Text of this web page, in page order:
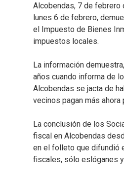
Alcobendas, 7 de febrero
lunes 6 de febrero,
el Impuesto de Bienes
impuestos locales.
La información
años cuando informa de
Alcobendas se jacta de
vecinos pagan más
La conclusión de los
fiscal en Alcobendas
en el folleto que difundió
fiscales, sólo eslóganes